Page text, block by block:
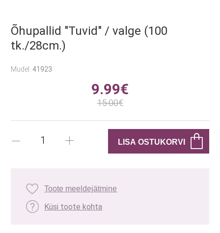
Õhupallid "Tuvid" / valge (100
tk./28cm.)
Mudel:41923
9.99€
15.00€
Toote meeldejätmine
Küsi toote kohta